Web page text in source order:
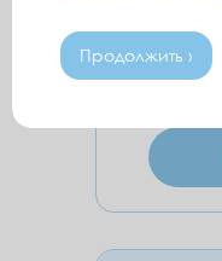
149.20 руб.
126.82 руб.
Продолжить ›